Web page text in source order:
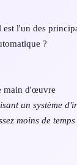
est l'un des
?
main d'œuvre
un système
moins de